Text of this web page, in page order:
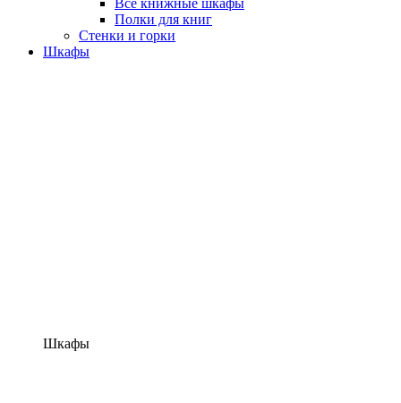
Все книжные шкафы
Полки для книг
Стенки и горки
Шкафы
Шкафы